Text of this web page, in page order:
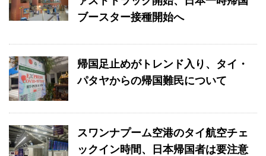
ブースター接種開始へ
帰国足止めがトレンド入り、タイ・
パタヤからの帰国難民について
スワンナプーム空港のタイ航空チェ
ックイン時間、日本帰国者は要注意